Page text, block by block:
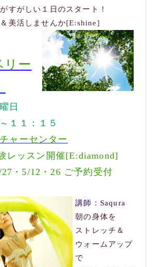
すがしい１日のスタート！
美活しませんか[E:shine]
リー
日
１１：１５
ャーセンター
レッスン開催[E:diamond]
・5/12・26 ご予約受付
講師：Saqura
朝の身体を
ストレッチ＆
ウォームアップ
で